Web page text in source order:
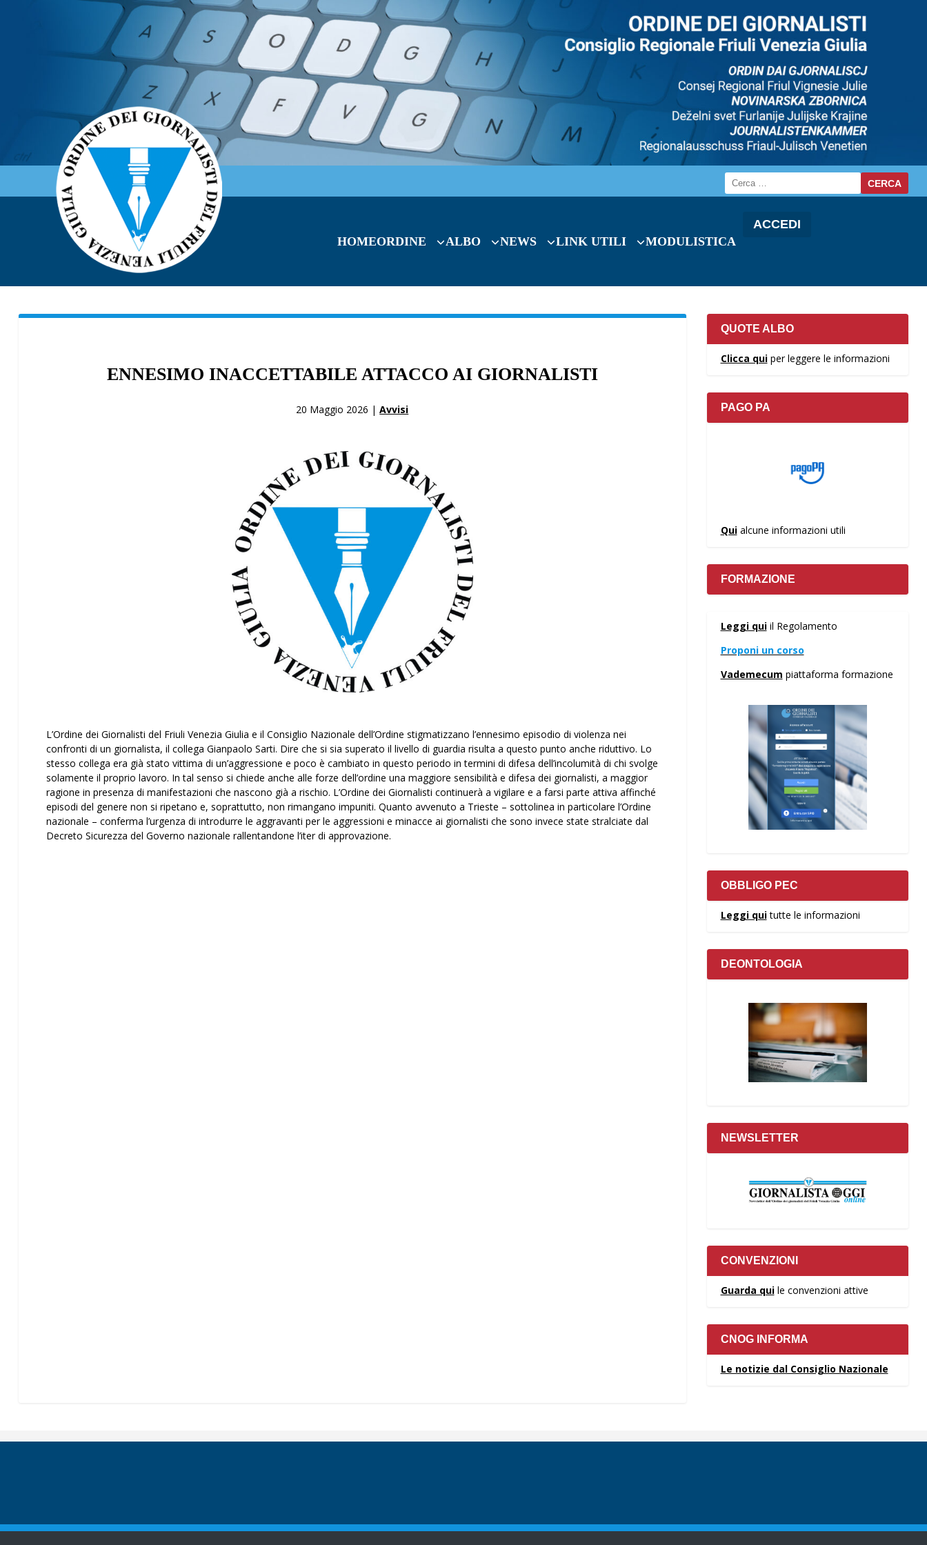
HOMEORDINE ALBO NEWS LINK UTILI MODULISTICA
ACCEDI
ENNESIMO INACCETTABILE ATTACCO AI GIORNALISTI
20 Maggio 2026 |Avvisi
L’Ordine dei Giornalisti del Friuli Venezia Giulia e il Consiglio Nazionale dell’Ordine stigmatizzano l’ennesimo episodio di violenza nei
confronti di un giornalista, il collega Gianpaolo Sarti. Dire che si sia superato il livello di guardia risulta a questo punto anche riduttivo. Lo
stesso collega era già stato vittima di un’aggressione e poco è cambiato in questo periodo in termini di difesa dell’incolumità di chi svolge
solamente il proprio lavoro. In tal senso si chiede anche alle forze dell’ordine una maggiore sensibilità e difesa dei giornalisti, a maggior
ragione in presenza di manifestazioni che nascono già a rischio. L’Ordine dei Giornalisti continuerà a vigilare e a farsi parte attiva affinché
episodi del genere non si ripetano e, soprattutto, non rimangano impuniti. Quanto avvenuto a Trieste – sottolinea in particolare l’Ordine
nazionale – conferma l’urgenza di introdurre le aggravanti per le aggressioni e minacce ai giornalisti che sono invece state stralciate dal
Decreto Sicurezza del Governo nazionale rallentandone l’iter di approvazione.
QUOTE ALBO
Clicca quiper leggere le informazioni
PAGO PA
Quialcune informazioni utili
FORMAZIONE
Leggi quiil Regolamento
Proponi un corso
Vademecum piattaforma formazione
OBBLIGO PEC
Leggi quitutte le informazioni
DEONTOLOGIA
NEWSLETTER
CONVENZIONI
Guarda quile convenzioni attive
CNOG INFORMA
Le notizie dal Consiglio Nazionale